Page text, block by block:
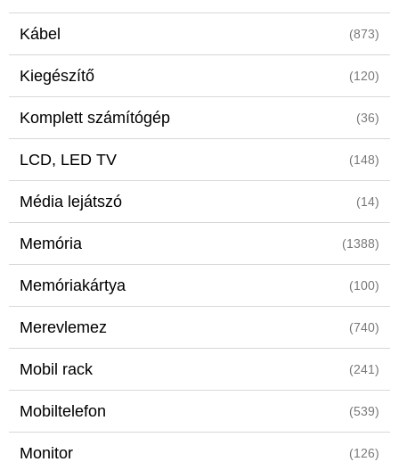
Kábel (873)
Kiegészítő (120)
Komplett számítógép (36)
LCD, LED TV (148)
Média lejátszó (14)
Memória (1388)
Memóriakártya (100)
Merevlemez (740)
Mobil rack (241)
Mobiltelefon (539)
Monitor (126)